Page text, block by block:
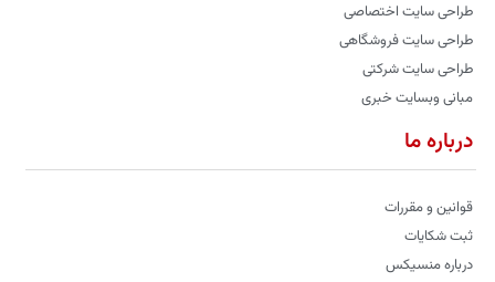
طراحی سایت اختصاصی
طراحی سایت فروشگاهی
طراحی سایت شرکتی
مبانی وبسایت خبری
درباره ما
قوانین و مقررات
ثبت شکایات
درباره منسیکس